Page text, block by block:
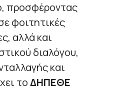
προσφέροντας
φοιτητικές
αλλά και
διαλόγου,
και
τοΔΗΠΕΘΕ